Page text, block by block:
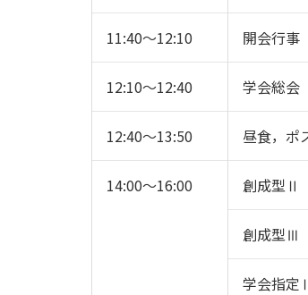
11:40～12:10 開会行事
12:10～12:40 学会総会
12:40～13:50 昼食，ポ
14:00～16:00 創成型Ⅱ
創成型Ⅲ
学会指定